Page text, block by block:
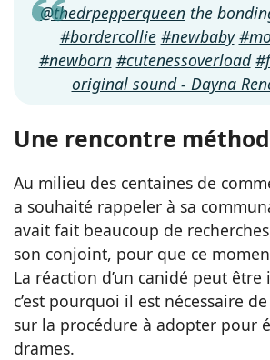
@thedrpepperqueen the
#bordercollie #newbaby
#newborn #cutenessoverload
original sound - Dayna
Une rencontre
Au milieu des centaines de
a souhaité rappeler à sa
avait fait beaucoup de
son conjoint, pour que ce
La réaction d’un canidé peut
c’est pourquoi il est nécessaire
sur la procédure à adopter pour
drames.